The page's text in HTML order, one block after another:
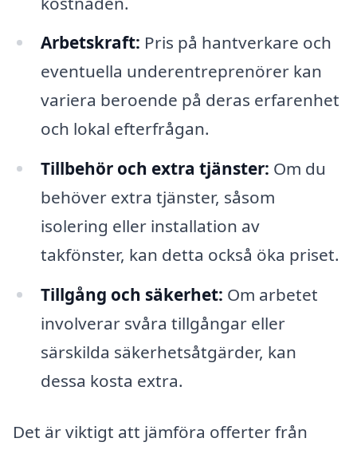
Arbetskraft: Pris på hantverkare och
eventuella underentreprenörer kan
variera beroende på deras erfarenhet
och lokal efterfrågan.
Tillbehör och extra tjänster: Om du
behöver extra tjänster, såsom
isolering eller installation av
takfönster, kan detta också öka priset.
Tillgång och säkerhet: Om arbetet
involverar svåra tillgångar eller
särskilda säkerhetsåtgärder, kan
dessa kosta extra.
Det är viktigt att jämföra offerter från